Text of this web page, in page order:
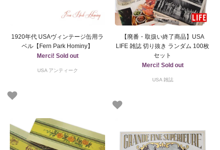
1920年代 USAヴィンテージ缶用ラ
ベル【Fern Park Hominy】
Merci! Sold out
USA アンティーク
【廃番・取扱い終了商品】USA
LIFE 雑誌 切り抜き ランダム 100枚
セット
Merci! Sold out
USA 雑誌